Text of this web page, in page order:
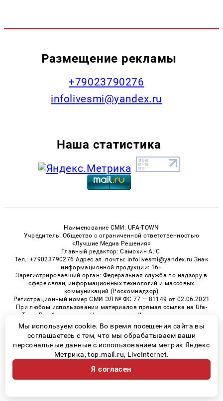
Размещение рекламы
+79023790276
infolivesmi@yandex.ru
Наша статистика
Наименование СМИ: UFA-TOWN
Учредитель: Общество с ограниченной ответственностью
«Лучшие Медиа Решения»
Главный редактор: Самохин А. С.
Тел.: +79023790276 Адрес эл. почты: infolivesmi@yandex.ru Знак
информационной продукции: 16+
Зарегистрировавший орган: Федеральная служба по надзору в
сфере связи, информационных технологий и массовых
коммуникаций (Роскомнадзор)
Регистрационный номер СМИ ЭЛ № ФС 77 — 81149 от 02.06.2021
При любом использовании материалов прямая ссылка на Ufa-
Town.Ru обязательна. Цитирование в Интернете возможно
только при наличии письменного разрешения.
© 2026 «Ufa-Town» | Все права защищены
Возрастная категория сайта 16+
Политика конфиденциальности
Мы используем cookie. Во время посещения сайта вы
соглашаетесь с тем, что мы обрабатываем ваши
персональные данные с использованием метрик Яндекс
Метрика, top.mail.ru, LiveInternet.
Я согласен